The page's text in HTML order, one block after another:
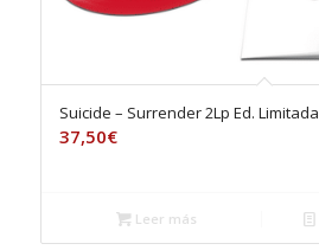
Suicide – Surrender 2Lp Ed. Limitada
37,50€
Leer más